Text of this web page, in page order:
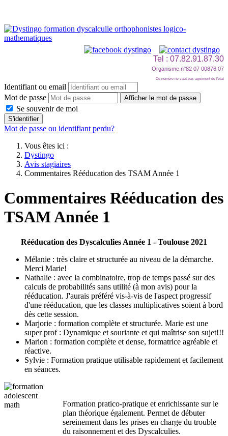
Tel : 07.82.91.87.30
Organisme n°82 07 00876 07
Ce numéro ne vaut pas agrément de l'état
Identifiant ou email
Mot de passe
Afficher le mot de passe
Se souvenir de moi
S'identifier
Mot de passe ou identifiant perdu?
Vous êtes ici :
Dystingo
Avis stagiaires
Commentaires Rééducation des TSAM Année 1
Commentaires Rééducation des
TSAM Année 1
Rééducation des Dyscalculies Année 1 - Toulouse 2021
Mélanie : très claire et structurée au niveau de la démarche.
Merci Marie!
Nathalie : avec la combinatoire, trop de temps passé sur des
calculs de probabilités sans utilité (à mon avis) pour la
rééducation. J'aurais préféré vis-à-vis de l'aspect progressif
d'une rééducation, que les classes multiplicatives soient à bord
dès cette session.
Marjorie : formation complète et structurée. Marie est une
super prof : Dynamique et souriante et qui maîtrise son sujet!!!
Marion : formation complète et dense, formatrice agréable et
réactive.
Sylvie : Formation pratique utilisable rapidement et facilement
en séances.
Formation pratico-pratique et enrichissante sur le
plan théorique également. Permet de débuter
sereinement dans les prises en charge du trouble
du raisonnement et des Dyscalculies.